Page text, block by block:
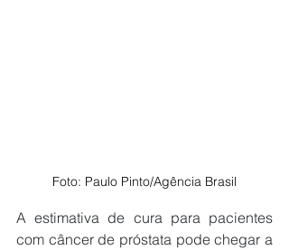
Foto: Paulo Pinto/Agência Brasil
A estimativa de cura para pacientes
com câncer de próstata pode chegar a